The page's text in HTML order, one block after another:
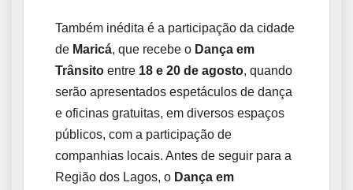
Também inédita é a participação da cidade
de Maricá, que recebe o Dança em
Trânsito entre 18 e 20 de agosto, quando
serão apresentados espetáculos de dança
e oficinas gratuitas, em diversos espaços
públicos, com a participação de
companhias locais. Antes de seguir para a
Região dos Lagos, o Dança em